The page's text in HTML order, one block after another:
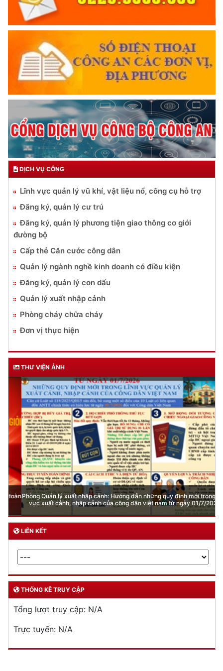
DỊCH VỤ CÔNG
Lĩnh vực quản lý vũ khí, vật liệu nổ, công cụ hỗ trợ
Đăng ký, quản lý cư trú
Đăng ký, quản lý phương tiện giao thông cơ giới
đường bộ
Cấp thẻ Căn cước công dân
Quản lý ngành nghề kinh doanh có điều kiện
Đăng ký, quản lý con dấu
Quản lý xuất nhập cảnh
Phòng cháy chữa cháy
Đơn vị thực hiện
THƯ VIỆN ẢNH
Phòng Quản lý xuất nhập cảnh: Hướng dẫn những quy định mới trong lĩnh
vực xuất cảnh, nhập cảnh của công dân việt nam từ ngày 01/7/2026
LIÊN KẾT
THỐNG KÊ TRUY CẬP
Tổng lượt truy cập: N/A
Trực tuyến: N/A